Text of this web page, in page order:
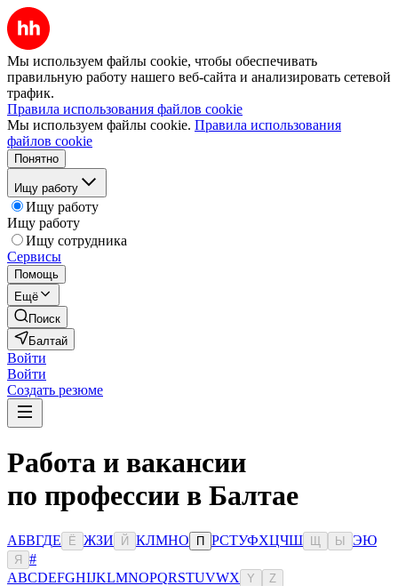
Мы используем файлы cookie, чтобы обеспечивать
правильную работу нашего веб-сайта и анализировать сетевой
трафик.
Правила использования файлов cookie
Мы используем файлы cookie. Правила использования
файлов cookie
Понятно
Ищу работу
Ищу работу
Ищу работу
Ищу сотрудника
Сервисы
Помощь
Ещё
Поиск
Балтай
Войти
Войти
Создать резюме
Работа и вакансии
по профессии в Балтае
АБВГДЕ Ё ЖЗИ Й КЛМНО П РСТУФХЦЧШ Ы ЭЮ
Я
#
ABCDEFGHIJKLMNOPQRSTUVWX Y Z